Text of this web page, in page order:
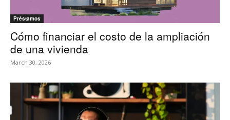
Préstamos
Cómo financiar el costo de la ampliación
de una vivienda
March 30, 2026